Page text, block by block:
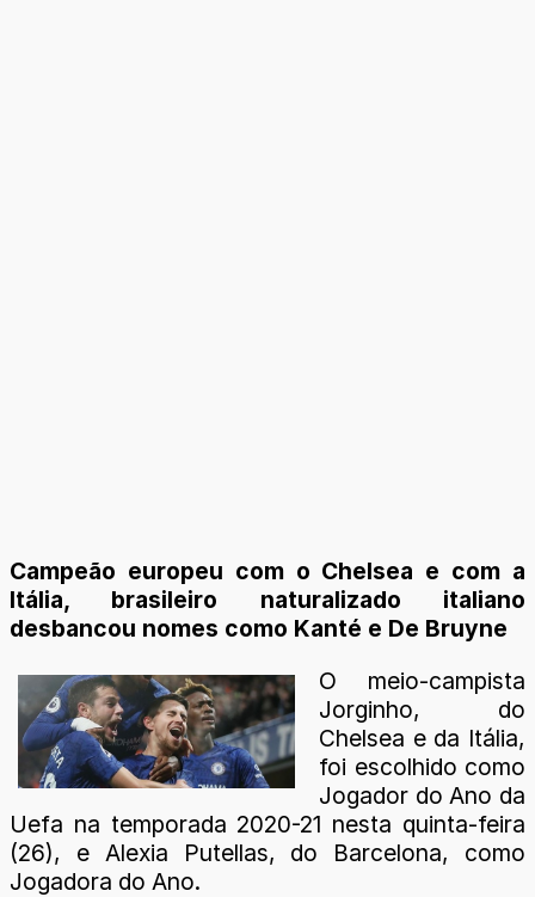
Campeão europeu com o Chelsea e com a
Itália, brasileiro naturalizado italiano
desbancou nomes como Kanté e De Bruyne
O meio-campista
Jorginho, do
Chelsea e da Itália,
foi escolhido como
Jogador do Ano da
Uefa na temporada 2020-21 nesta quinta-feira
(26), e Alexia Putellas, do Barcelona, como
Jogadora do Ano.